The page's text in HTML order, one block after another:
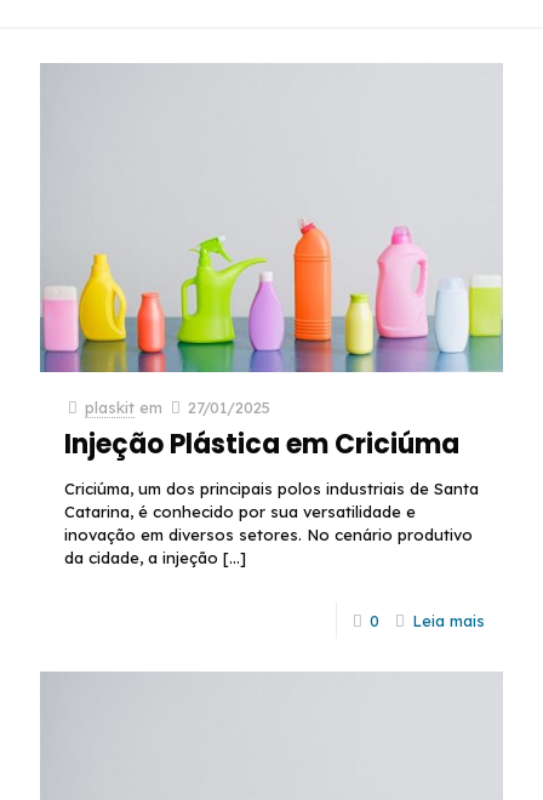
plaskit em 27/01/2025
Injeção Plástica em Criciúma
Criciúma, um dos principais polos industriais de Santa
Catarina, é conhecido por sua versatilidade e
inovação em diversos setores. No cenário produtivo
da cidade, a injeção […]
0 Leia mais